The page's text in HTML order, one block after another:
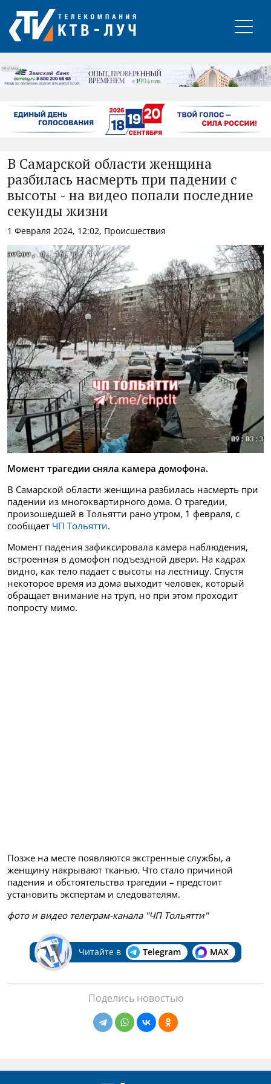
РЕКЛАМА
В Самарской области женщина
разбилась насмерть при падении с
высоты - на видео попали последние
секунды жизни
1 Февраля 2024, 12:02, Происшествия
Момент трагедии сняла камера домофона.
В Самарской области женщина разбилась насмерть при
падении из многоквартирного дома. О трагедии,
произошедшей в Тольятти рано утром, 1 февраля, с
сообщает ЧП Тольятти.
Момент падения зафиксировала камера наблюдения,
встроенная в домофон подъездной двери. На кадрах
видно, как тело падает с высоты на лестницу. Спустя
некоторое время из дома выходит человек, который
обращает внимание на труп, но при этом проходит
попросту мимо.
Позже на месте появляются экстренные службы, а
женщину накрывают тканью. Что стало причиной
падения и обстоятельства трагедии – предстоит
установить экспертам и следователям.
фото и видео телеграм-канала "ЧП Тольятти"
Читайте в Telegram MAX
Поделись новостью